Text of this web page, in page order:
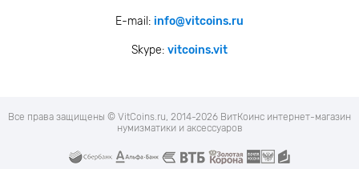
E-mail: info@vitcoins.ru
Skype: vitcoins.vit
Все права защищены © VitCoins.ru, 2014-2026 ВитКоинс интернет-магазин
нумизматики и аксессуаров